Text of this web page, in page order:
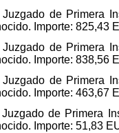
de Primera
Importe: 825,43
de Primera
Importe: 838,56
de Primera
Importe: 463,67
de Primera
Importe: 51,83